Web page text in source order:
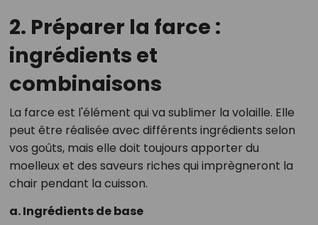
2. Préparer la farce :
ingrédients et
combinaisons
La farce est l'élément qui va sublimer la volaille. Elle
peut être réalisée avec différents ingrédients selon
vos goûts, mais elle doit toujours apporter du
moelleux et des saveurs riches qui imprègneront la
chair pendant la cuisson.
a. Ingrédients de base